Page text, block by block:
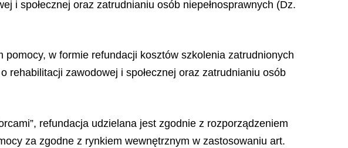
i społecznej oraz zatrudnianiu osób niepełnosprawnych (Dz.
w formie refundacji kosztów szkolenia zatrudnionych
rehabilitacji zawodowej i społecznej oraz zatrudnianiu osób
refundacja udzielana jest zgodnie z rozporządzeniem
za zgodne z rynkiem wewnętrznym w zastosowaniu art.